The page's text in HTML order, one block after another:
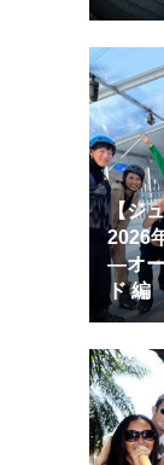
【ジ
2026
―オー
ド 編